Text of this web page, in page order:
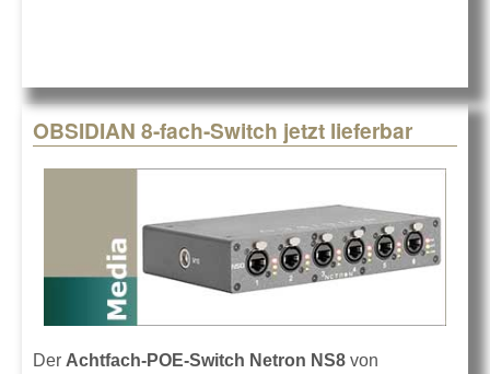
OBSIDIAN 8-fach-Switch jetzt lieferbar
Der Achtfach-POE-Switch Netron NS8 von